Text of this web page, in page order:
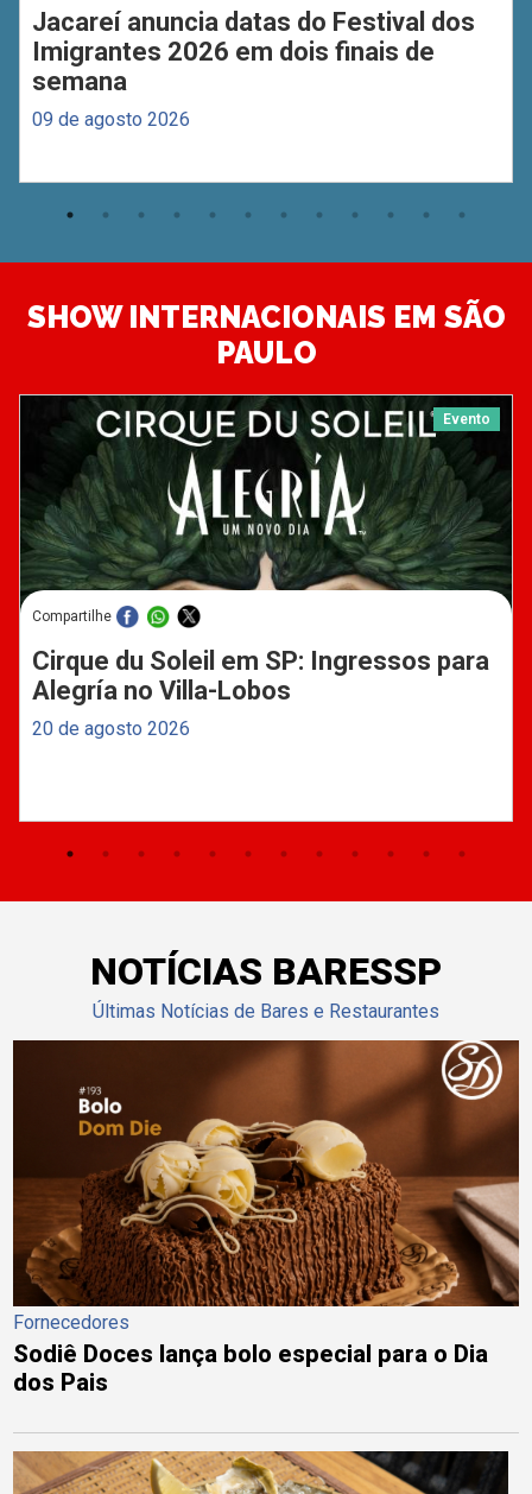
Jacareí anuncia datas do Festival dos
Imigrantes 2026 em dois finais de
semana
09 de agosto 2026
SHOW INTERNACIONAIS EM SÃO
PAULO
Evento
Compartilhe
Cirque du Soleil em SP: Ingressos para
Alegría no Villa-Lobos
20 de agosto 2026
NOTÍCIAS BARESSP
Últimas Notícias de Bares e Restaurantes
Fornecedores
Sodiê Doces lança bolo especial para o Dia
dos Pais